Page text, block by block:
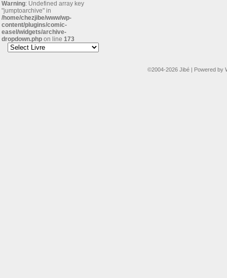
Warning: Undefined array key
"jumptoarchive" in
/home/chezjibe/www/wp-
content/plugins/comic-
easel/widgets/archive-
dropdown.php on line 173
©2004-2026 Jibé | Powered by